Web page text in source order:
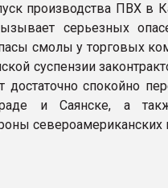
производства ПВХ в
серьезных
смолы у торговых
суспензии
достаточно спокойно
и Саянске, а
североамериканских